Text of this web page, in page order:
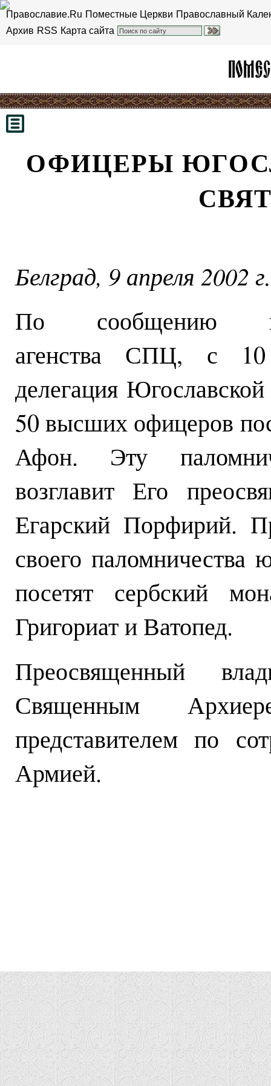
Православие.Ru Поместные Церкви Православный
Архив RSS Карта сайта
ОФИЦЕРЫ
Белград, 9 апреля 2002 г.
По сообщению
агенства СПЦ, с
делегация
50 высших офицеров
Афон. Эту
возглавит Его
Егарский Порфирий.
своего паломничества
посетят сербский
Григориат и Ватопед.
Преосвященный
Священным
представителем по
Армией.